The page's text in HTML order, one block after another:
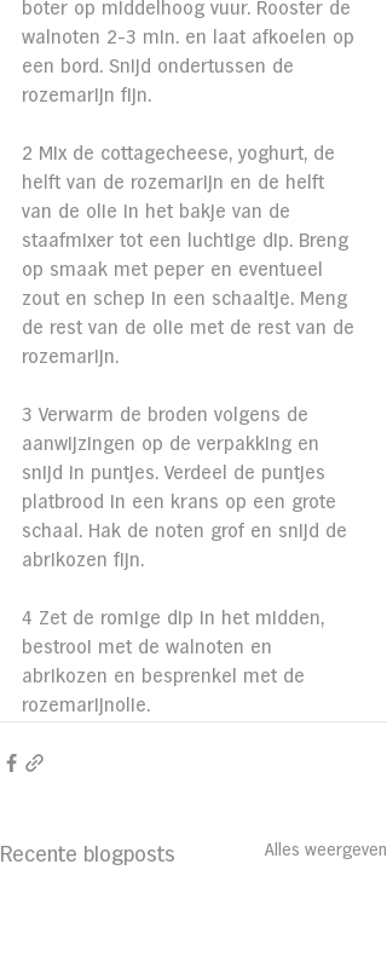
boter op middelhoog vuur. Rooster de
walnoten 2-3 min. en laat afkoelen op
een bord. Snijd ondertussen de
rozemarijn fijn.
2 Mix de cottagecheese, yoghurt, de
helft van de rozemarijn en de helft
van de olie in het bakje van de
staafmixer tot een luchtige dip. Breng
op smaak met peper en eventueel
zout en schep in een schaaltje. Meng
de rest van de olie met de rest van de
rozemarijn.
3 Verwarm de broden volgens de
aanwijzingen op de verpakking en
snijd in puntjes. Verdeel de puntjes
platbrood in een krans op een grote
schaal. Hak de noten grof en snijd de
abrikozen fijn.
4 Zet de romige dip in het midden,
bestrooi met de walnoten en
abrikozen en besprenkel met de
rozemarijnolie.
Recente blogposts Alles weergeven